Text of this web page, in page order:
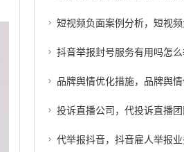
短视频负面案例分析，短视频负面缠身？别慌，主
抖音举报封号服务有用吗怎么举报的，抖音举报封号服务有用吗？怎么
品牌舆情优化措施，品牌舆情优化，守住
投诉直播公司，代投诉直播团队，维权捷径，
代举报抖音，抖音雇人举报业务违法吗？